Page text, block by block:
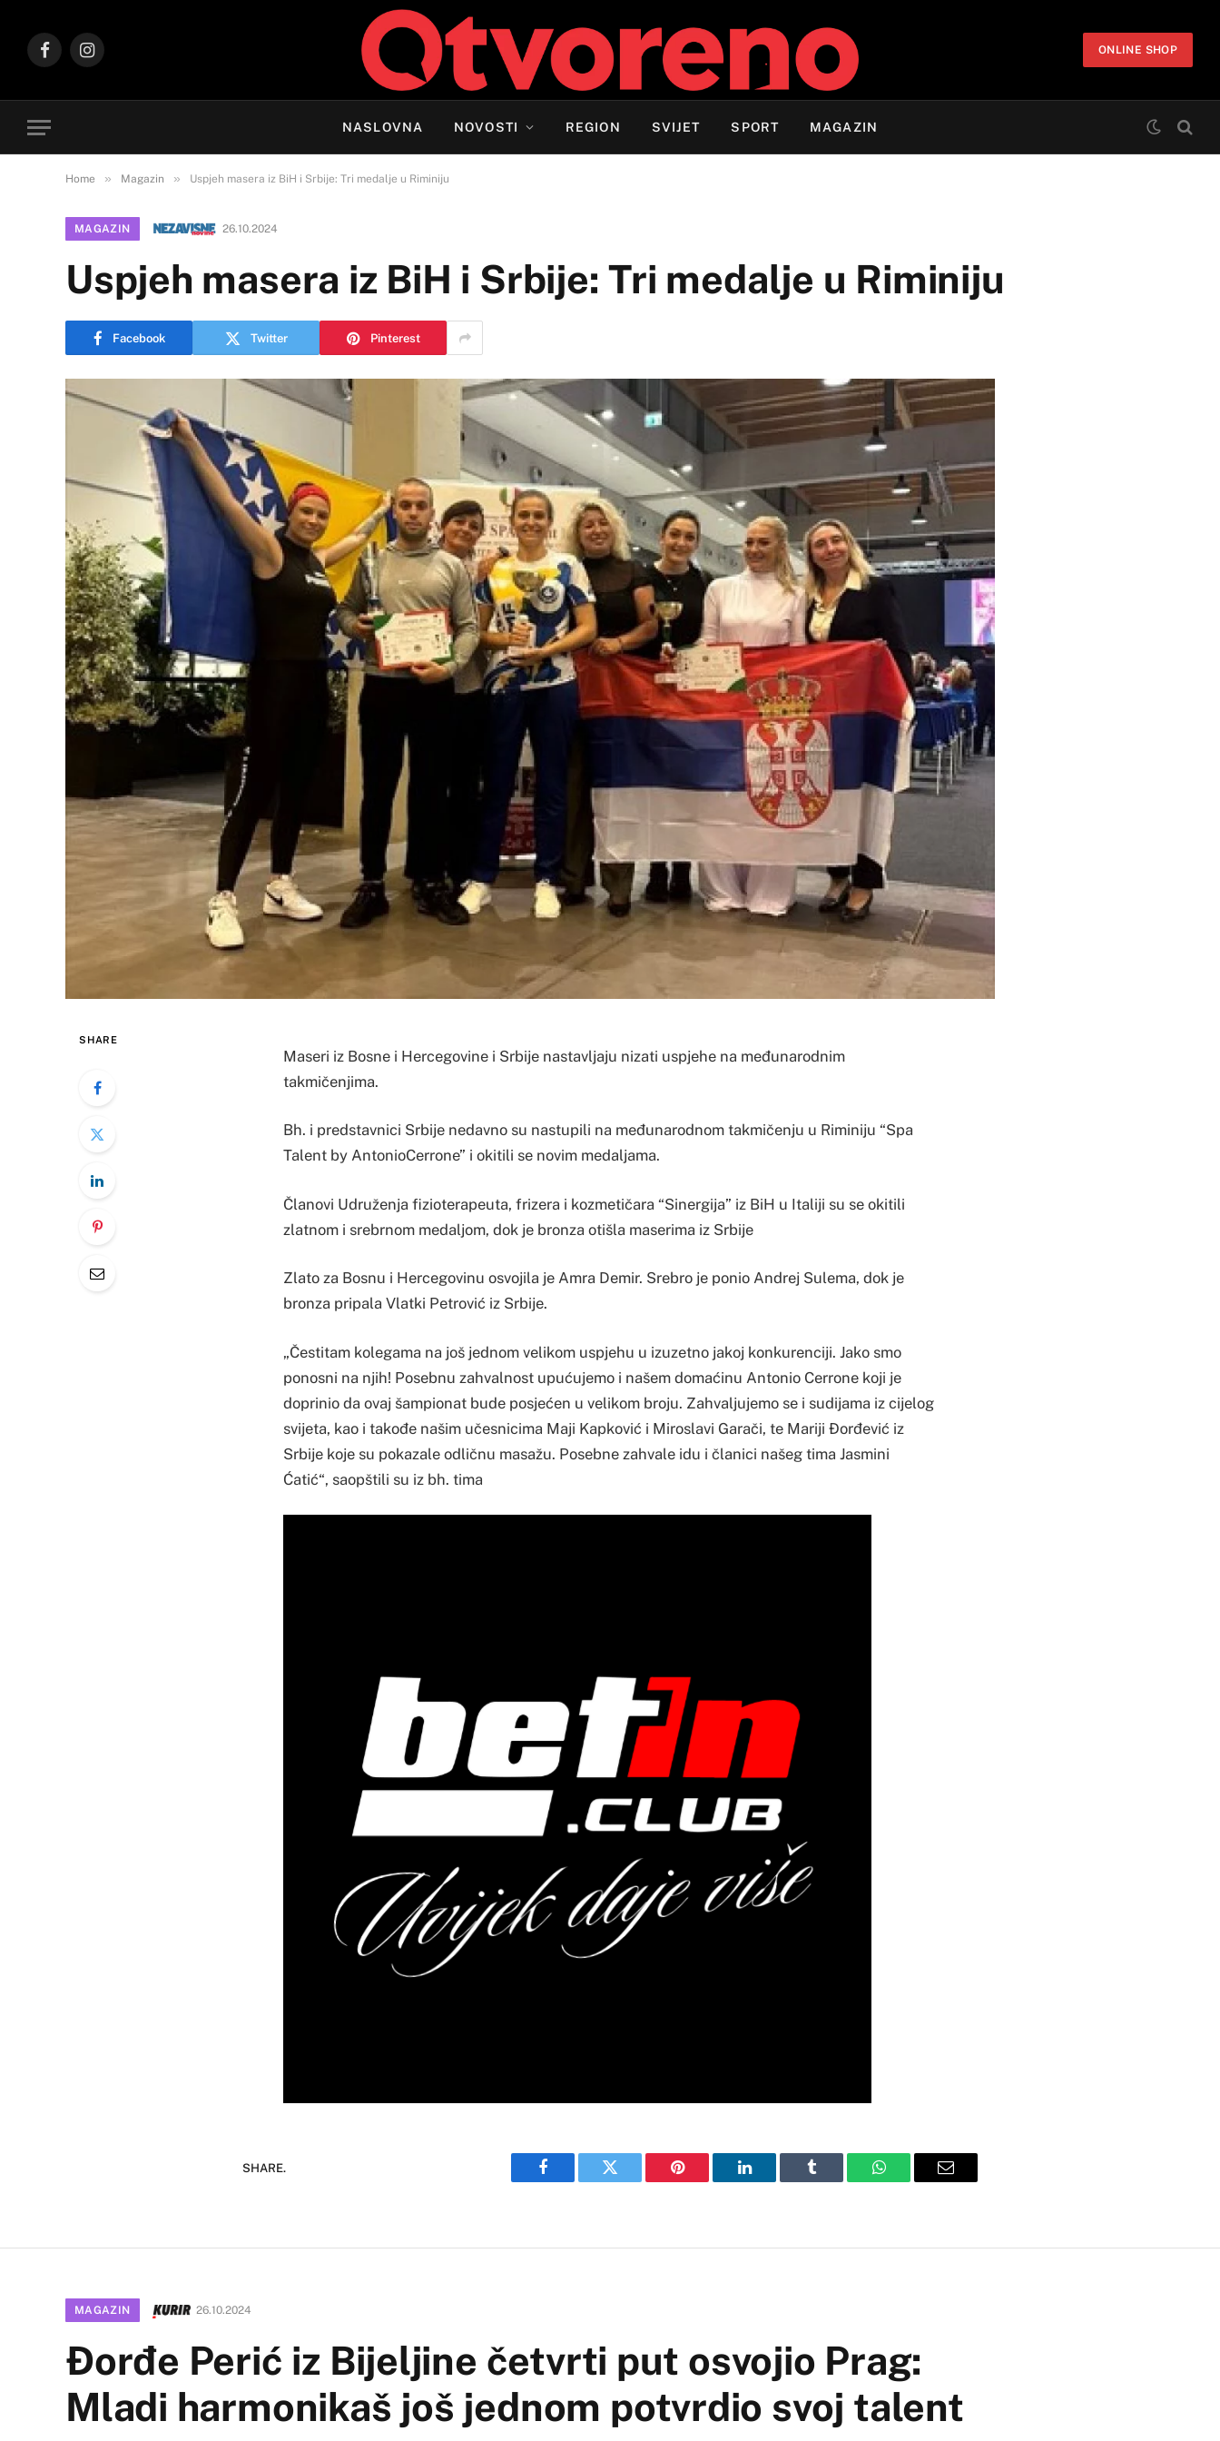
FacebookInstagram
ONLINE SHOP
NASLOVNA NOVOSTI REGION SVIJET SPORT MAGAZIN
Home » Magazin » Uspjeh masera iz BiH i Srbije: Tri medalje u Riminiju
MAGAZIN 26.10.2024
Uspjeh masera iz BiH i Srbije: Tri medalje u Riminiju
Facebook Twitter Pinterest
SHARE
Maseri iz Bosne i Hercegovine i Srbije nastavljaju nizati uspjehe na međunarodnim
takmičenjima.
Bh. i predstavnici Srbije nedavno su nastupili na međunarodnom takmičenju u Riminiju “Spa
Talent by AntonioCerrone” i okitili se novim medaljama.
Članovi Udruženja fizioterapeuta, frizera i kozmetičara “Sinergija” iz BiH u Italiji su se okitili
zlatnom i srebrnom medaljom, dok je bronza otišla maserima iz Srbije
Zlato za Bosnu i Hercegovinu osvojila je Amra Demir. Srebro je ponio Andrej Sulema, dok je
bronza pripala Vlatki Petrović iz Srbije.
„Čestitam kolegama na još jednom velikom uspjehu u izuzetno jakoj konkurenciji. Jako smo
ponosni na njih! Posebnu zahvalnost upućujemo i našem domaćinu Antonio Cerrone koji je
doprinio da ovaj šampionat bude posjećen u velikom broju. Zahvaljujemo se i sudijama iz cijelog
svijeta, kao i takođe našim učesnicima Maji Kapković i Miroslavi Garači, te Mariji Đorđević iz
Srbije koje su pokazale odličnu masažu. Posebne zahvale idu i članici našeg tima Jasmini
Ćatić“, saopštili su iz bh. tima
SHARE.
Facebook Twitter Pinterest LinkedIn Tumblr WhatsAppEmail
MAGAZIN 26.10.2024
Đorđe Perić iz Bijeljine četvrti put osvojio Prag:
Mladi harmonikaš još jednom potvrdio svoj talent